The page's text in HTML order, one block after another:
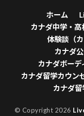
ホーム
カナダ中学・高
体験談（
カナダ
カナダボーデ
カナダ留学カウン
カナダ
© Copyright 2026